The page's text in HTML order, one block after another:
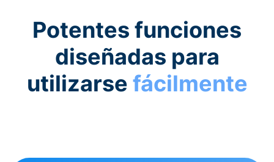
Potentes funciones
diseñadas para
utilizarse fácilmente